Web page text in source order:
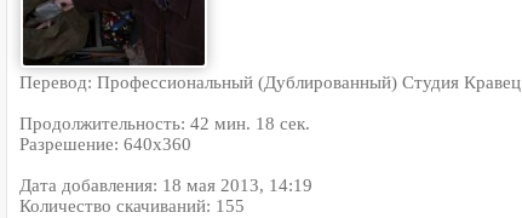
Перевод: Профессиональный (Дублированный) Студия Кравец
Продолжительность: 42 мин. 18 сек.
Разрешение: 640x360
Дата добавления: 18 мая 2013, 14:19
Количество скачиваний: 155